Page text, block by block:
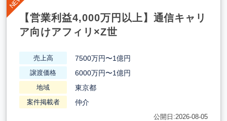
【営業利益4,000万円以上】通信キャリ
ア向けアフィリ×Z世
売上高 7500万円〜1億円
譲渡価格 6000万円〜1億円
地域 東京都
案件掲載者 仲介
公開日:2026-08-05